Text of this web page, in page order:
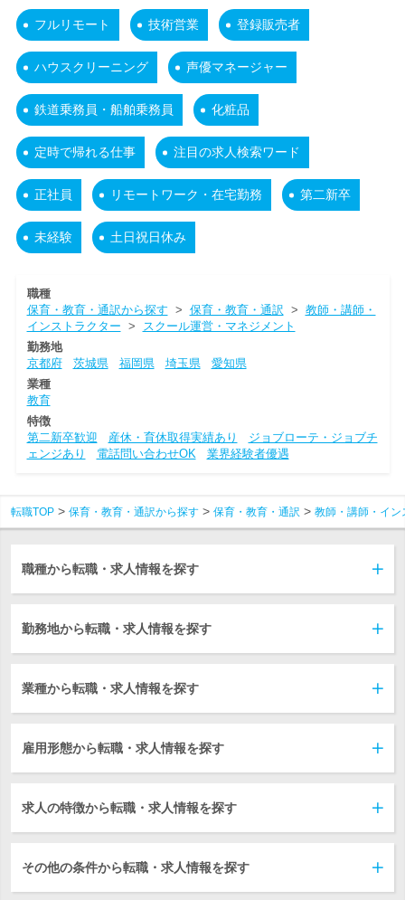
フルリモート 技術営業 登録販売者
ハウスクリーニング 声優マネージャー
鉄道乗務員・船舶乗務員 化粧品
定時で帰れる仕事 注目の求人検索ワード
正社員 リモートワーク・在宅勤務 第二新卒
未経験 土日祝日休み
職種
保育・教育・通訳から探す > 保育・教育・通訳 > 教師・講師・
インストラクター > スクール運営・マネジメント
勤務地
京都府
茨城県 福岡県 埼玉県
愛知県
業種
教育
特徴
第二新卒歓迎
産休・育休取得実績あり
ジョブローテ・ジョブチ
ェンジあり
電話問い合わせOK 業界経験者優遇
転職TOP 保育・教育・通訳から探す 保育・教育・通訳 教師・講師・イン
職種から転職・求人情報を探す
勤務地から転職・求人情報を探す
業種から転職・求人情報を探す
雇用形態から転職・求人情報を探す
求人の特徴から転職・求人情報を探す
その他の条件から転職・求人情報を探す